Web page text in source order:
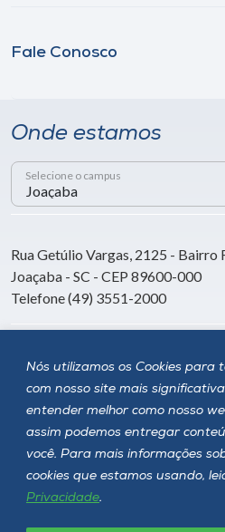
Nós utilizamos os Cookies para
com nosso site mais
entender melhor como nosso
assim podemos entregar
você. Para mais informações
cookies que estamos usando,
Privacidade.
Fale Conosco
Onde estamos
Selecione o campus
Rua Getúlio Vargas, 2125 - Bairro
Joaçaba - SC - CEP 89600-000
Telefone (49) 3551-2000
Siga a Unoesc